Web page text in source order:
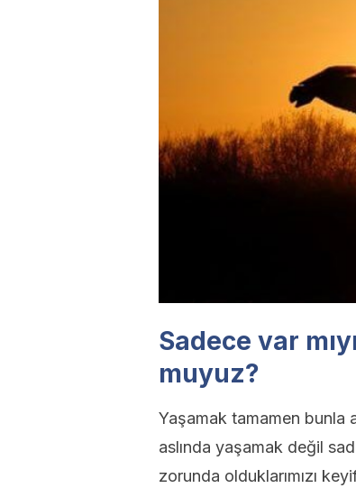
Sadece var
muyuz?
Yaşamak tamamen bunla
aslında yaşamak değil
zorunda olduklarımızı